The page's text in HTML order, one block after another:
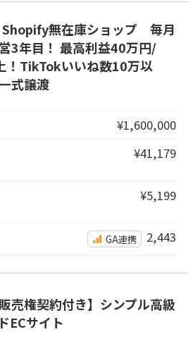
Shopify無在庫ショップ 毎月
3年目！ 最高利益40万円/
！TikTokいいね数10万以
式譲渡
¥1,600,000
¥41,179
¥5,199
GA連携 2,443
売権契約付き】シンプル高級
ECサイト